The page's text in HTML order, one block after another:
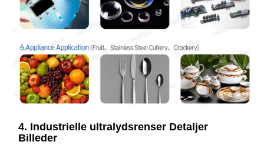
4. Industrielle ultralydsrenser Detaljer
Billeder